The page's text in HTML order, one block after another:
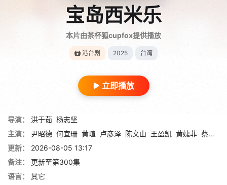
宝岛西米乐
本片由茶杯狐cupfox提供播放
港台剧 2025 台湾
立即播放
导演： 洪于茹 杨志坚
主演：
尹昭德 何宜珊 黄瑄 卢彦泽 陈文山 王盈凯 黄婕菲 蔡祥
更新：
2026-08-05 13:17
备注：
更新至第300集
语言：
其它